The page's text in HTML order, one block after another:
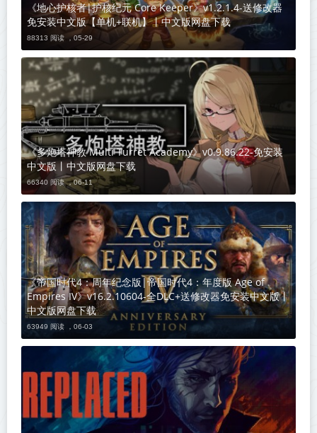
《地心护核者|护核纪元 Core Keeper》v1.2.1.4-送修改器
免安装中文版【单机+联机】丨中文版网盘下载
88313 阅读 ，05-29
《多炮塔神教 Multi Turret Academy》v0.9.86.22-免安装
中文版丨中文版网盘下载
66340 阅读 ，06-11
《帝国时代4：周年纪念版|帝国时代4：年度版 Age of
Empires IV》v16.2.10604-全DLC+送修改器免安装中文版丨
中文版网盘下载
63949 阅读 ， 06-03